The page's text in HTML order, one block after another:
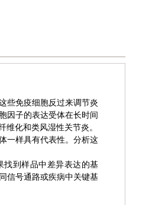
些免疫细胞反过来调节炎
因子的表达受体在长时间
化和类风湿性关节炎。
一样具有代表性。分析这
到样品中差异表达的基
信号通路或疾病中关键基